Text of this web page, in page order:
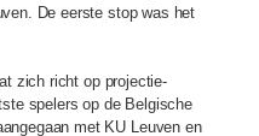
De eerste stop was het
zich richt op projectie-
spelers op de Belgische
met KU Leuven en